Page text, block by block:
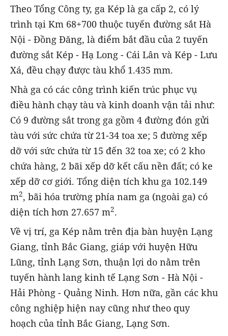
Theo Tổng Công ty, ga Kép là ga cấp 2, có lý
trình tại Km 68+700 thuộc tuyến đường sắt Hà
Nội - Đồng Đăng, là điểm bắt đầu của 2 tuyến
đường sắt Kép - Hạ Long - Cái Lân và Kép - Lưu
Xá, đều chạy được tàu khổ 1.435 mm.
Nhà ga có các công trình kiến trúc phục vụ
điều hành chạy tàu và kinh doanh vận tải như:
Có 9 đường sắt trong ga gồm 4 đường đón gửi
tàu với sức chứa từ 21-34 toa xe; 5 đường xếp
dỡ với sức chứa từ 15 đến 32 toa xe; có 2 kho
chứa hàng, 2 bãi xếp dỡ kết cấu nền đất; có ke
xếp dỡ cơ giới. Tổng diện tích khu ga 102.149
m2, bãi hóa trường phía nam ga (ngoài ga) có
diện tích hơn 27.657 m2.
Về vị trí, ga Kép nằm trên địa bàn huyện Lạng
Giang, tỉnh Bắc Giang, giáp với huyện Hữu
Lũng, tỉnh Lạng Sơn, thuận lợi do nằm trên
tuyến hành lang kinh tế Lạng Sơn - Hà Nội -
Hải Phòng - Quảng Ninh. Hơn nữa, gần các khu
công nghiệp hiện nay cũng như theo quy
hoạch của tỉnh Bắc Giang, Lạng Sơn.